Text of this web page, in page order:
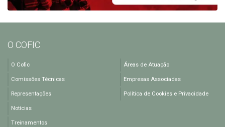
O COFIC
O Cofic
Comissões Técnicas
Representações
Áreas de Atuação
Empresas Associadas
Política de Cookies e Privacidade
Notícias
Treinamentos